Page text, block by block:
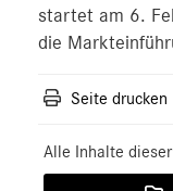
startet am 6.
die
Seite drucken
Alle Inhalte